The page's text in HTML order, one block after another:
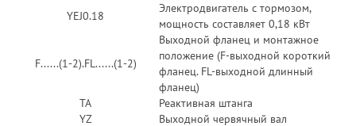
YEJ0.18
Электродвигатель с тормозом,
мощность составляет 0,18 кВт
F......(1-2).FL......(1-2)
Выходной фланец и монтажное
положение (F-выходной короткий
фланец. FL-выходной длинный
фланец)
TA
Реактивная штанга
YZ
Выходной червячный вал